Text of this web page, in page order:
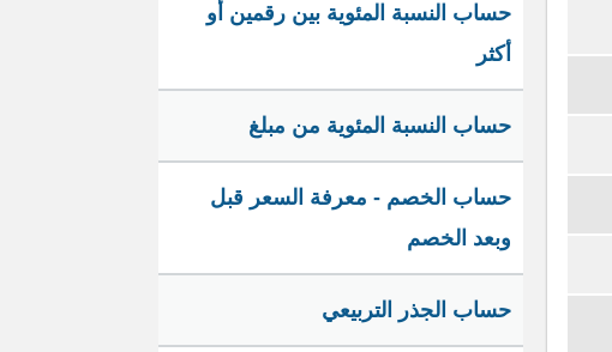
حساب النسبة المئوية بين رقمين أو
أكثر
حساب النسبة المئوية من مبلغ
حساب الخصم - معرفة السعر قبل
وبعد الخصم
حساب الجذر التربيعي